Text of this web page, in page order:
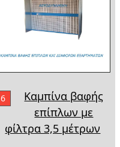
6
Καμπίνα βαφής
επίπλων με
φίλτρα 3,5 μέτρων